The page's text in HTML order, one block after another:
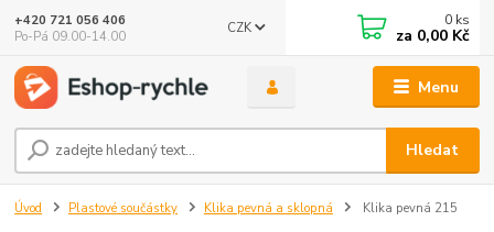
Menu
CZK
Hledat
+420 721 056 406
Po-Pá 09.00-14.00
0 ks
za 0,00 Kč
Úvod Plastové součástky Klika pevná a sklopná Klika pevná 215